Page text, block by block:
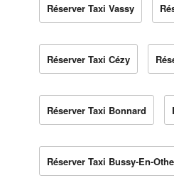
Réserver Taxi Vassy
Réserver Taxi Cézy
Réserver Taxi Bonnard
Réserver Taxi Bussy-En-Othe